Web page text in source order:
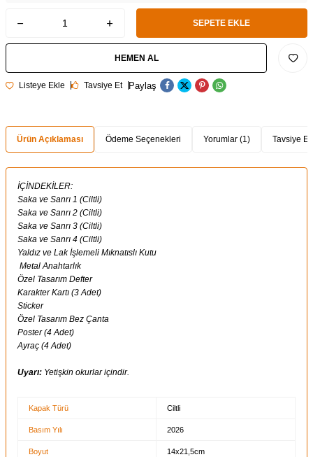
SEPETE EKLE
HEMEN AL
Listeye Ekle Tavsiye Et Paylaş
Ürün Açıklaması Ödeme Seçenekleri Yorumlar (1) Tavsiye Et
İÇİNDEKİLER:
Saka ve Sanrı 1 (Ciltli)
Saka ve Sanrı 2 (Ciltli)
Saka ve Sanrı 3 (Ciltli)
Saka ve Sanrı 4 (Ciltli)
Yaldız ve Lak İşlemeli Mıknatıslı Kutu
Metal Anahtarlık
Özel Tasarım Defter
Karakter Kartı (3 Adet)
Sticker
Özel Tasarım Bez Çanta
Poster (4 Adet)
Ayraç (4 Adet)
Uyarı: Yetişkin okurlar içindir.
Kapak Türü Ciltli
Basım Yılı 2026
Boyut 14x21,5cm